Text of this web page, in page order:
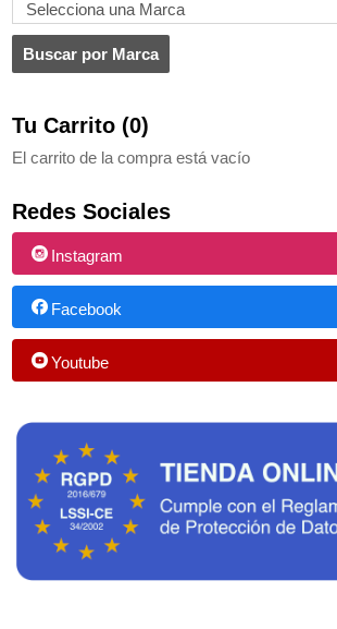
Tu Carrito (0)
El carrito de la compra está vacío
Redes Sociales
Instagram
Facebook
Youtube